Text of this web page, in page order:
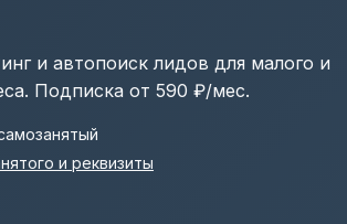
и автопоиск лидов для малого и
Подписка от 590 ₽/мес.
и реквизиты